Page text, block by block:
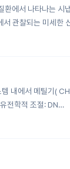
에서 나타나는
서 관찰되는 미세한
내에서 메틸기(
전학적 조절: DN…